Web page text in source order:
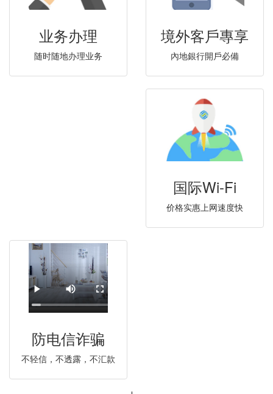
业务办理
随时随地办理业务
境外客戶專享
內地銀行開戶必備
国际Wi-Fi
价格实惠上网速度快
防电信诈骗
不轻信，不透露，不汇款